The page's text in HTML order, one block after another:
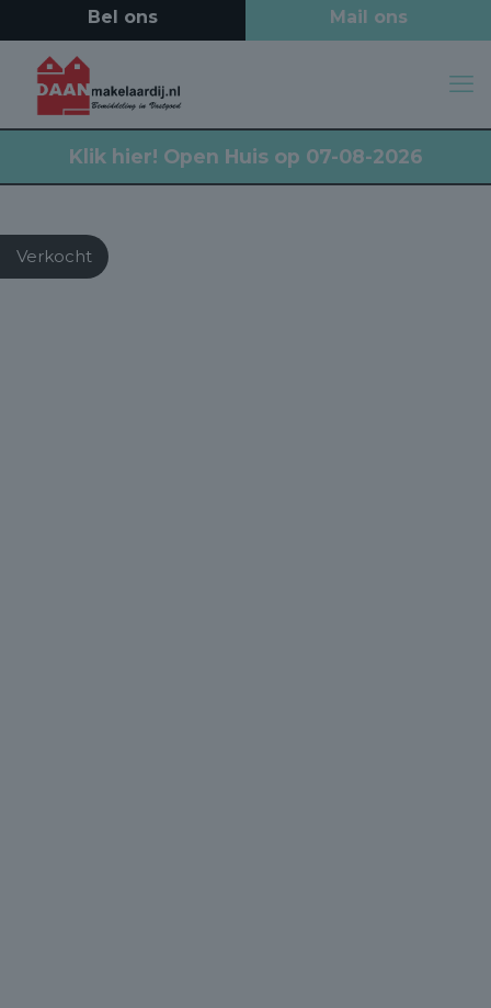
Klik hier! Open Huis op 07-08-2026
Verkocht